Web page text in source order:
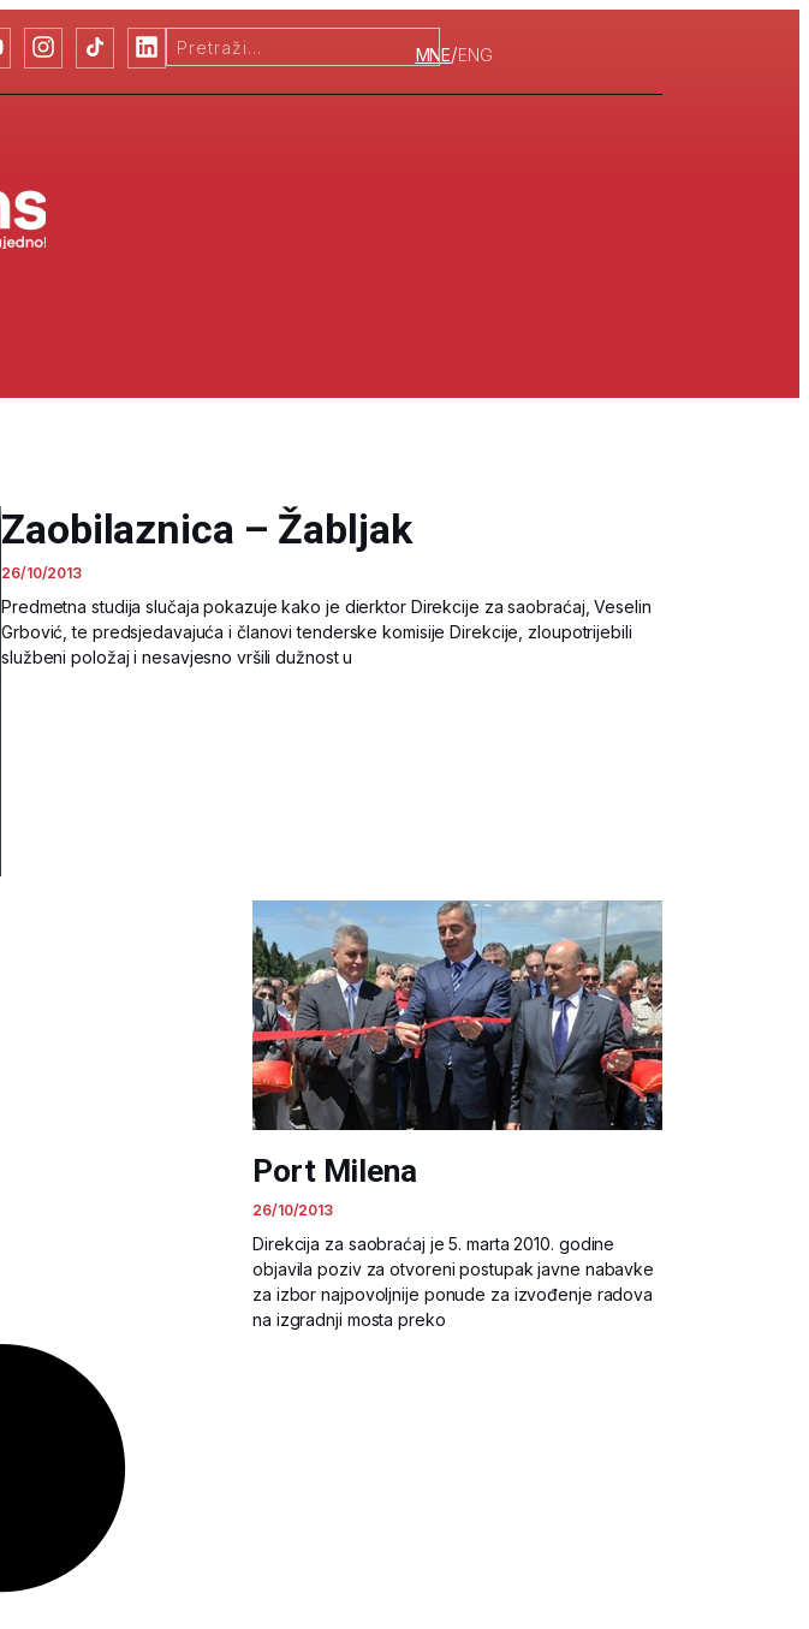
MNE/ENG
Zaobilaznica – Žabljak
26/10/2013
Predmetna studija slučaja pokazuje kako je dierktor Direkcije za saobraćaj, Veselin
Grbović, te predsjedavajuća i članovi tenderske komisije Direkcije, zloupotrijebili
službeni položaj i nesavjesno vršili dužnost u
Port Milena
26/10/2013
Direkcija za saobraćaj je 5. marta 2010. godine
objavila poziv za otvoreni postupak javne nabavke
za izbor najpovoljnije ponude za izvođenje radova
na izgradnji mosta preko